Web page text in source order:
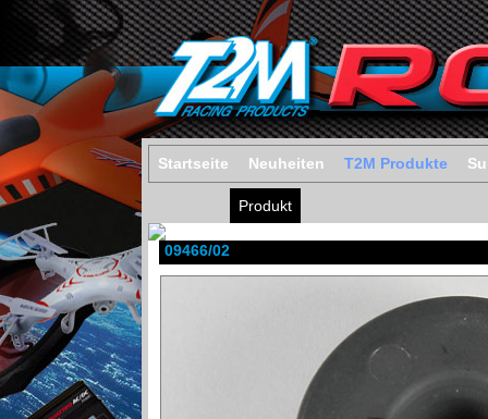
Startseite Neuheiten T2M Produkte
Produkt
09466/02